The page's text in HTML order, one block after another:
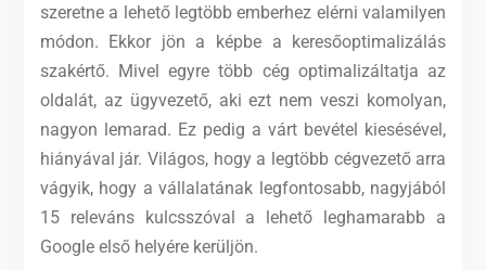
szeretne a lehető legtöbb emberhez elérni valamilyen
módon. Ekkor jön a képbe a keresőoptimalizálás
szakértő. Mivel egyre több cég optimalizáltatja az
oldalát, az ügyvezető, aki ezt nem veszi komolyan,
nagyon lemarad. Ez pedig a várt bevétel kiesésével,
hiányával jár. Világos, hogy a legtöbb cégvezető arra
vágyik, hogy a vállalatának legfontosabb, nagyjából
15 releváns kulcsszóval a lehető leghamarabb a
Google első helyére kerüljön.